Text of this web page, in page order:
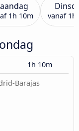
1h 10m vanaf 1h
1h 10m
Barajas